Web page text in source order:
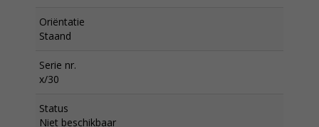
Oriëntatie
Staand
Serie nr.
x/30
Status
Niet beschikbaar